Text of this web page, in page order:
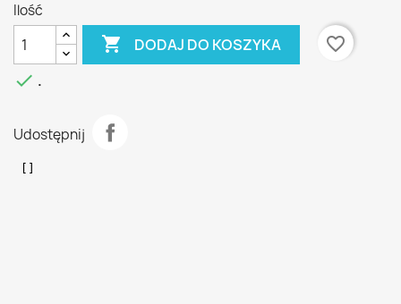
Ilość
 DODAJ DO KOSZYKA
favorite_border
 .
Udostępnij